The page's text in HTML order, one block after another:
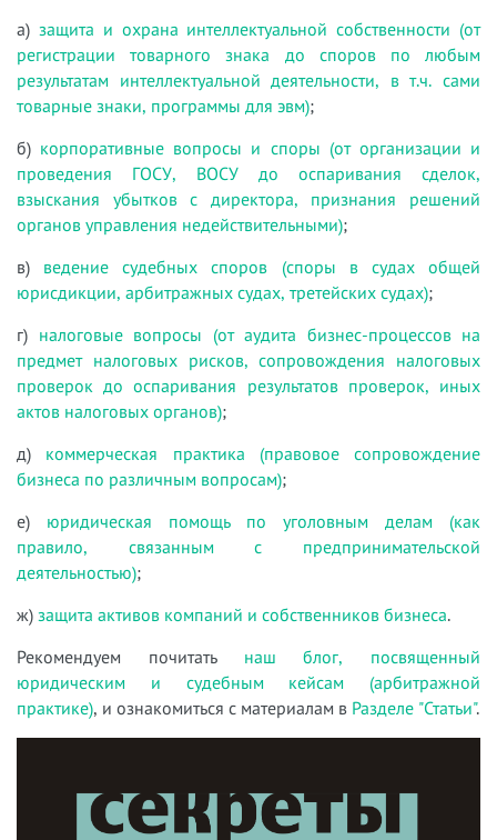
а) защита и охрана интеллектуальной собственности (от
регистрации товарного знака до споров по любым
результатам интеллектуальной деятельности, в т.ч. сами
товарные знаки, программы для эвм);
б) корпоративные вопросы и споры (от организации и
проведения ГОСУ, ВОСУ до оспаривания сделок,
взыскания убытков с директора, признания решений
органов управления недействительными);
в) ведение судебных споров (споры в судах общей
юрисдикции, арбитражных судах, третейских судах);
г) налоговые вопросы (от аудита бизнес-процессов на
предмет налоговых рисков, сопровождения налоговых
проверок до оспаривания результатов проверок, иных
актов налоговых органов);
д) коммерческая практика (правовое сопровождение
бизнеса по различным вопросам);
е) юридическая помощь по уголовным делам (как
правило, связанным с предпринимательской
деятельностью);
ж) защита активов компаний и собственников бизнеса.
Рекомендуем почитать наш блог, посвященный
юридическим и судебным кейсам (арбитражной
практике), и ознакомиться с материалам в Разделе "Статьи".